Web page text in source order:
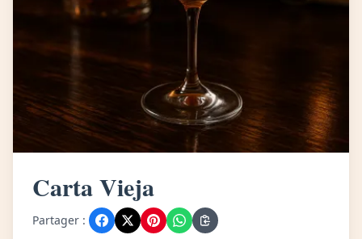
Carta Vieja
Partager :